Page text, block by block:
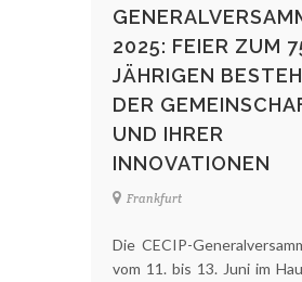
2025: FEIER ZUM
JÄHRIGEN
DER
UND IHRER
INNOVATIONEN
Frankfurt
Die CECIP-
vom 11. bis 13. Juni im